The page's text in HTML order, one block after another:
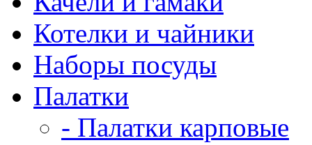
Котелки и чайники
Наборы посуды
Палатки
- Палатки карповые